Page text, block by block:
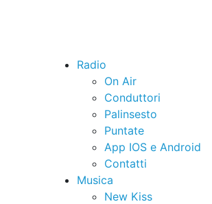
Radio
On Air
Conduttori
Palinsesto
Puntate
App IOS e Android
Contatti
Musica
New Kiss